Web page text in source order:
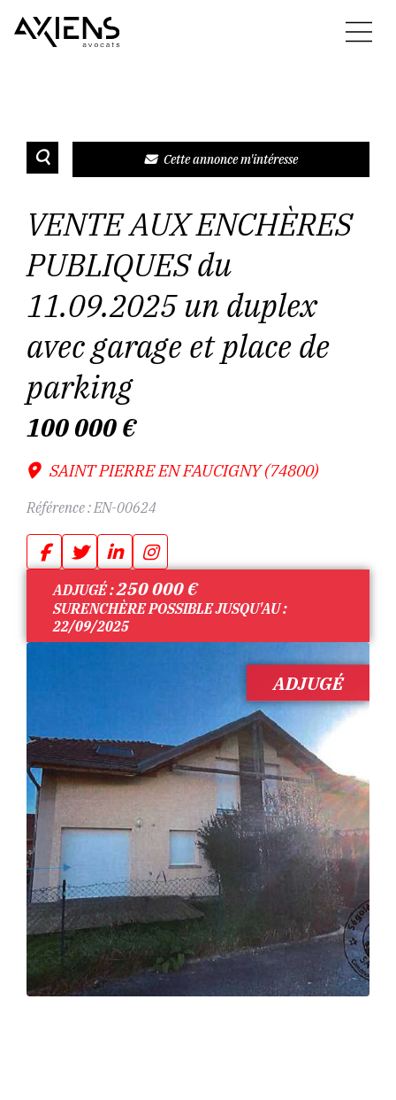
Cette annonce m'intéresse
VENTE AUX ENCHÈRES
PUBLIQUES du
11.09.2025 un duplex
avec garage et place de
parking
ADJUGÉ
100 000€
SAINT PIERRE EN FAUCIGNY (74800)
ADJUGÉ :250 000€
SURENCHÈRE POSSIBLE JUSQU'AU :
22/09/2025
Référence :EN-00624